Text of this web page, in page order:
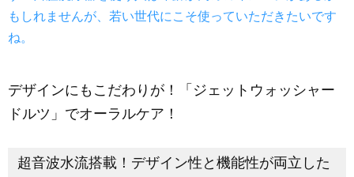
もしれませんが、若い世代にこそ使っていただきたいです
ね。
デザインにもこだわりが！「ジェットウォッシャー
ドルツ」でオーラルケア！
超音波水流搭載！デザイン性と機能性が両立した